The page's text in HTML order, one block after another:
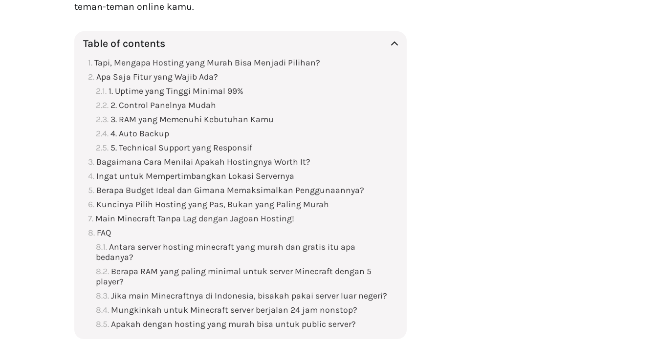
teman-teman online kamu.
Table of contents
Tapi, Mengapa Hosting yang Murah Bisa Menjadi Pilihan?
Apa Saja Fitur yang Wajib Ada?
1. Uptime yang Tinggi Minimal 99%
2. Control Panelnya Mudah
3. RAM yang Memenuhi Kebutuhan Kamu
4. Auto Backup
5. Technical Support yang Responsif
Bagaimana Cara Menilai Apakah Hostingnya Worth It?
Ingat untuk Mempertimbangkan Lokasi Servernya
Berapa Budget Ideal dan Gimana Memaksimalkan Penggunaannya?
Kuncinya Pilih Hosting yang Pas, Bukan yang Paling Murah
Main Minecraft Tanpa Lag dengan Jagoan Hosting!
FAQ
Antara server hosting minecraft yang murah dan gratis itu apa
bedanya?
Berapa RAM yang paling minimal untuk server Minecraft dengan 5
player?
Jika main Minecraftnya di Indonesia, bisakah pakai server luar negeri?
Mungkinkah untuk Minecraft server berjalan 24 jam nonstop?
Apakah dengan hosting yang murah bisa untuk public server?